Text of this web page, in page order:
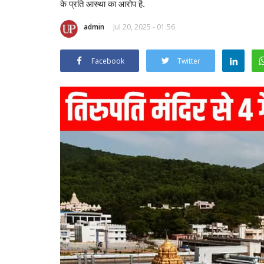
के प्रति आस्था का आरोप है.
admin Jul 20, 2025 - 01:56
Facebook Twitter